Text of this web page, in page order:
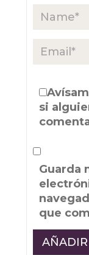
si
Guarda
que